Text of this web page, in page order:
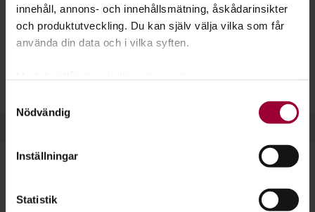
innehåll, annons- och innehållsmätning, åskådarinsikter
och produktutveckling. Du kan själv välja vilka som får
använda din data och i vilka syften.
som kan ha en noggrannhet på upp till flera meter
Ta reda på mer om hur dina personliga uppgifter
Du kan ändra eller dra tillbaka ditt samtycke när som
Nödvändig
Inställningar
Statistik
teknik och tradition.
Fördjupa dig i detaljer och lär dig vilka material som passar
Dela: E-mail